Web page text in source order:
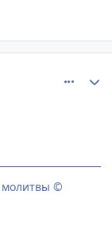
молитвы ©